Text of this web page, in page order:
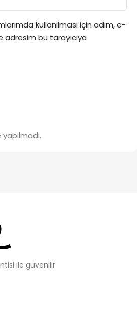
kullanılması için adım, e-
bu tarayıcıya
ile güvenilir